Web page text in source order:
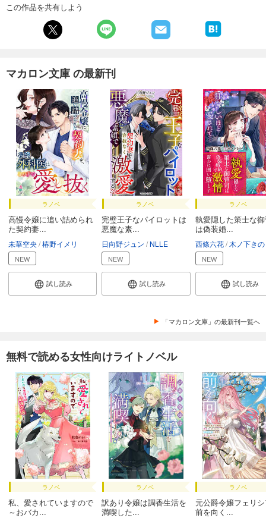
この作品を共有しよう
マカロン文庫 の最新刊
ラノベ
高慢令嬢に追い詰められ
た契約妻...
未華空央 椿野イメリ
NEW
試し読み
ラノベ
完璧王子なパイロットは
悪魔な素...
日向野ジュン NLLE
NEW
試し読み
ラノベ
執愛隠した策士な
は偽装婚...
西條六花 木ノ下きの
NEW
試し読み
「マカロン文庫」の最新刊一覧へ
無料で読める女性向けライトノベル
ラノベ
私、愛されていますので
～おバカ...
ラノベ
訳あり令嬢は調香生活を
満喫した...
ラノベ
元公爵令嬢フェリ
前を向く...